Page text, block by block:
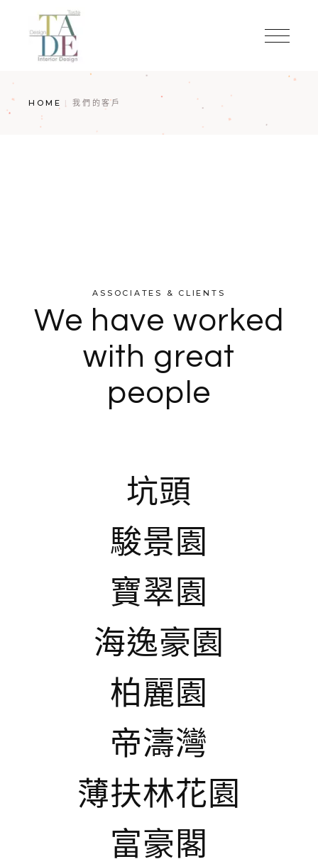
HOME 我們的客戶
ASSOCIATES & CLIENTS
We have worked
with great
people
坑頭
駿景園
寶翠園
海逸豪園
柏麗園
帝濤灣
薄扶林花園
富豪閣